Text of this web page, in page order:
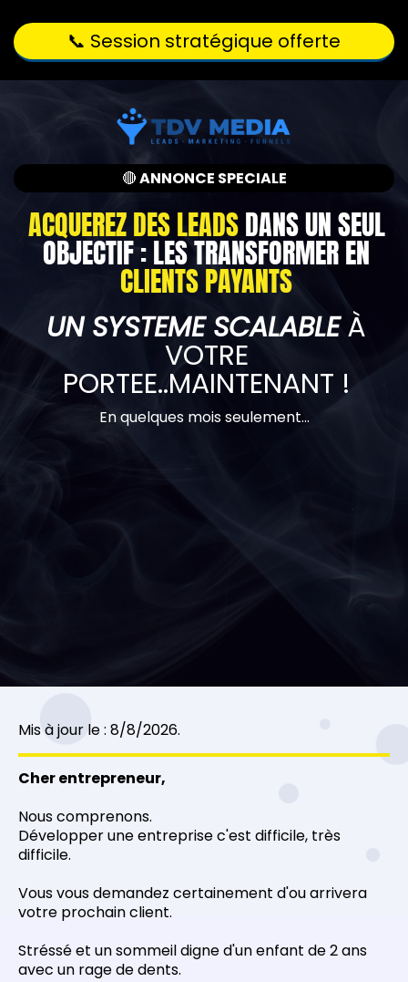
📞 Session stratégique offerte
🔴ANNONCE SPECIALE
ACQUEREZ DES LEADSDANS UN SEUL
OBJECTIF : LES TRANSFORMER EN
CLIENTS PAYANTS
UN SYSTEME SCALABLEÀ
VOTRE
PORTEE..MAINTENANT !
En quelques mois seulement...
Mis à jour le : 8/8/2026.
Cher entrepreneur,
Nous comprenons.
Développer une entreprise c'est difficile, très
difficile.
Vous vous demandez certainement d'ou arrivera
votre prochain client.
Stréssé et un sommeil digne d'un enfant de 2 ans
avec un rage de dents.